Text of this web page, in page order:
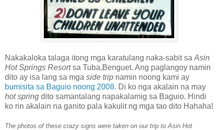
Nakakaloka talaga itong mga karatulang naka-sabit sa Asin
Hot Springs Resortsa Tuba,Benguet. Ang paglangoy namin
dito ay isa lang sa mga side trip namin noong kami ay
bumisita sa Baguio noong 2008. Di ko nga akalain na may
hot spring dito samantalang napakalamig sa Baguio. Hindi
ko rin akalain na ganito pala kakulit ng mga tao dito Hahaha!
The photos of these crazy signs were taken on our trip to Asin Hot